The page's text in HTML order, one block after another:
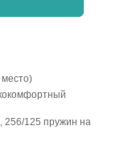
место)
256/125 пружин на